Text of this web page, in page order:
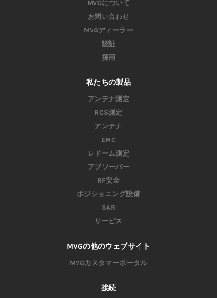
MVGについて
お問い合わせ
MVGディーラー
認証
採用
私たちの製品
アンテナ測定
RCS測定
アンテナ
EMC
レドーム測定
アブソーバー
RF安全
ポジショニング設備
SAR
サービス
MVGの他のウェブサイト
MVGカスタマーポータル
接続